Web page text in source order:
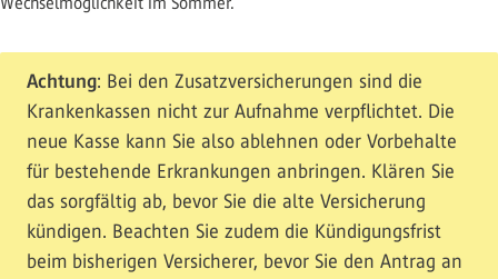
Achtung: Bei den Zusatzversicherungen sind die
Krankenkassen nicht zur Aufnahme verpflichtet. Die
neue Kasse kann Sie also ablehnen oder Vorbehalte
für bestehende Erkrankungen anbringen. Klären Sie
das sorgfältig ab, bevor Sie die alte Versicherung
kündigen. Beachten Sie zudem die Kündigungsfrist
beim bisherigen Versicherer, bevor Sie den Antrag an